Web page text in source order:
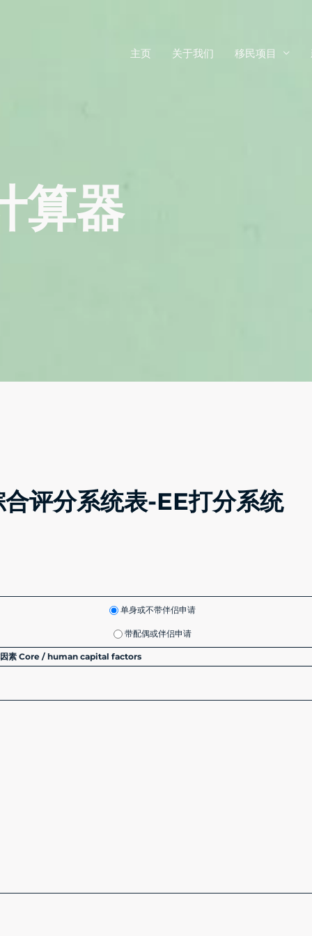
主页 关于我们 移民项目
算器
评分系统表-EE打分系统
单身或不带伴侣申请
带配偶或伴侣申请
因素 Core / human capital factors